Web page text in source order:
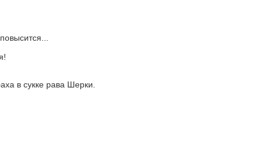
в сукке рава Шерки.